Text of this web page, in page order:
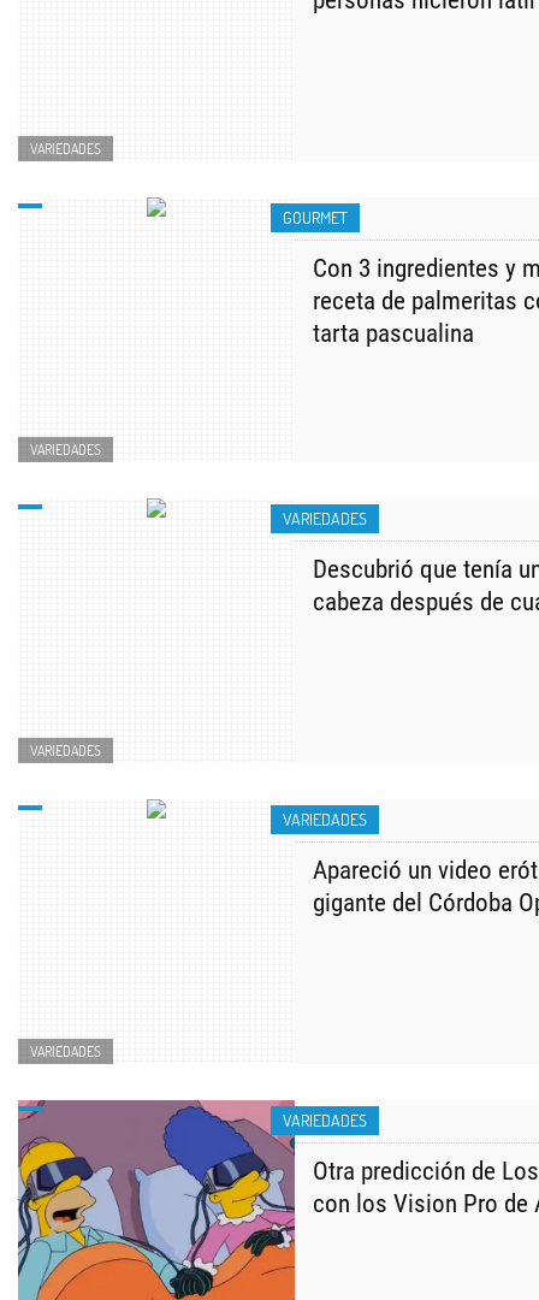
VARIEDADES
GOURMET
VARIEDADES
Con 3 ingredientes y
receta de palmeritas
tarta pascualina
VARIEDADES
VARIEDADES
Descubrió que tenía
cabeza después de
VARIEDADES
VARIEDADES
Apareció un video
gigante del Córdoba
VARIEDADES
Otra predicción de
con los Vision Pro de